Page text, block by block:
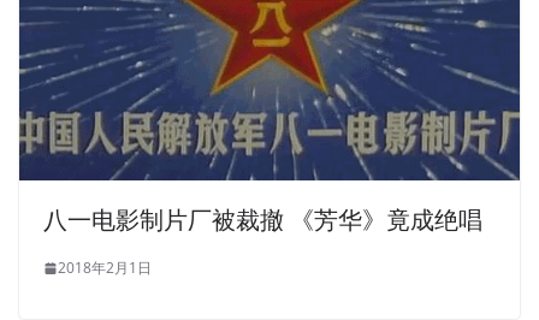
八一电影制片厂被裁撤 《芳华》竟成绝唱
2018年2月1日